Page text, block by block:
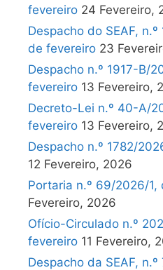
fevereiro 24 Fevereiro,
Despacho do SEAF,
de fevereiro 23
Despacho n.º 1917-B/
fevereiro 13 Fevereiro,
Decreto-Lei n.º 40-A/
fevereiro 13 Fevereiro,
Despacho n.º 1782/
12 Fevereiro, 2026
Portaria n.º 69/2026/1,
Fevereiro, 2026
Ofício-Circulado n.º
fevereiro 11 Fevereiro,
Despacho da SEAF,